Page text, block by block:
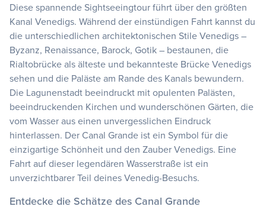
Diese spannende Sightseeingtour führt über den größten
Kanal Venedigs. Während der einstündigen Fahrt kannst du
die unterschiedlichen architektonischen Stile Venedigs –
Byzanz, Renaissance, Barock, Gotik – bestaunen, die
Rialtobrücke als älteste und bekannteste Brücke Venedigs
sehen und die Paläste am Rande des Kanals bewundern.
Die Lagunenstadt beeindruckt mit opulenten Palästen,
beeindruckenden Kirchen und wunderschönen Gärten, die
vom Wasser aus einen unvergesslichen Eindruck
hinterlassen. Der Canal Grande ist ein Symbol für die
einzigartige Schönheit und den Zauber Venedigs. Eine
Fahrt auf dieser legendären Wasserstraße ist ein
unverzichtbarer Teil deines Venedig-Besuchs.
Entdecke die Schätze des Canal Grande